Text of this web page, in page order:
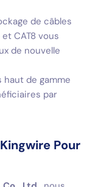
de câbles
CAT8 vous
de nouvelle
haut de gamme
par
Pour